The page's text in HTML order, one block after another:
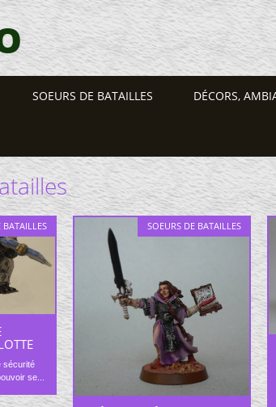
SOEURS DE BATAILLES DÉCORS,
BATAILLES
sécurité
se...
SOEURS DE BATAILLES